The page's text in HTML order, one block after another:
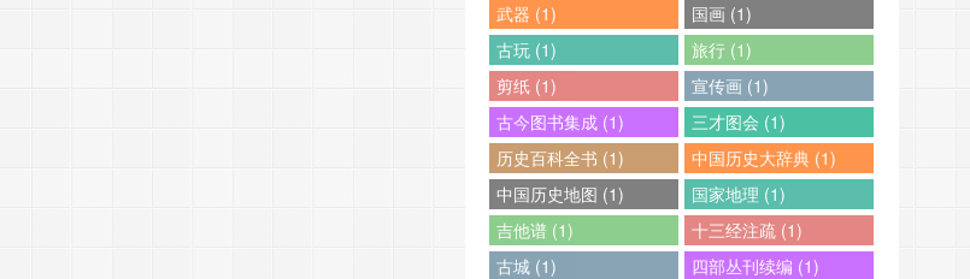
武器 (1)
国画 (1)
古玩 (1)
旅行 (1)
剪纸 (1)
宣传画 (1)
古今图书集成 (1)
三才图会 (1)
历史百科全书 (1)
中国历史大辞典 (1)
中国历史地图 (1)
国家地理 (1)
吉他谱 (1)
十三经注疏 (1)
古城 (1)
四部丛刊续编 (1)